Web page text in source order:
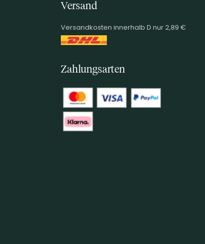
Versand
Versandkosten innerhalb D nur 2,89 €
Zahlungsarten